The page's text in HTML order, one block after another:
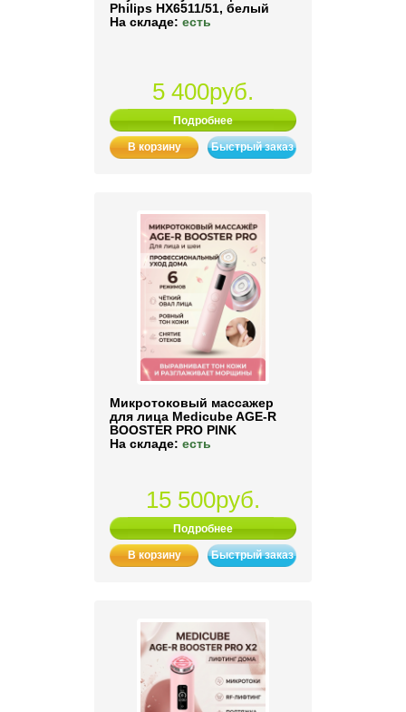
Philips HX6511/51, белый
На складе: есть
5 400руб.
Подробнее
В корзину Быстрый заказ
Микротоковый массажер
для лица Medicube AGE-R
BOOSTER PRO PINK
На складе: есть
15 500руб.
Подробнее
В корзину Быстрый заказ